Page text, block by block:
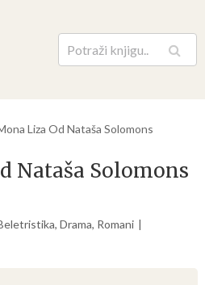
Pretraga
Liza Od Nataša Solomons
Nataša Solomons
, Drama, Romani